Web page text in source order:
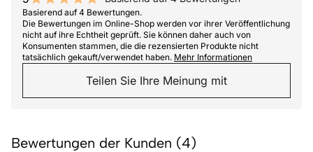
10 out of 10 stars
Basierend auf 4 Bewertungen.
Die Bewertungen im Online-Shop werden vor ihrer Veröffentlichung
nicht auf ihre Echtheit geprüft. Sie können daher auch von
Konsumenten stammen, die die rezensierten Produkte nicht
tatsächlich gekauft/verwendet haben. Mehr Informationen
Teilen Sie Ihre Meinung mit
Bewertungen der Kunden (4)